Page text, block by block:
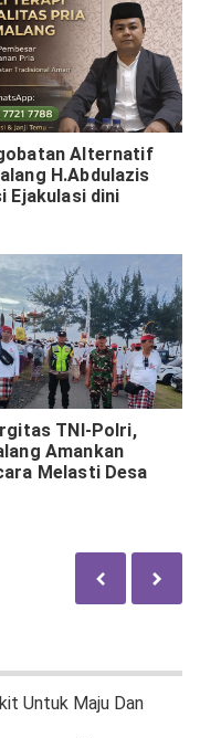
Alternatif
H.Abdulazis
Ejakulasi dini
TNI-Polri,
Amankan
Melasti Desa
Tugu Pantai
Untuk Maju Dan